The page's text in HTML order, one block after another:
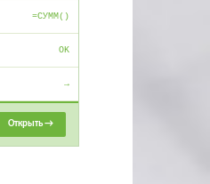
=СУММ()
OK
→
Открыть →